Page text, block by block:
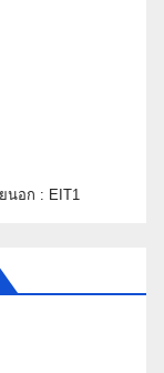
นอก : EIT1